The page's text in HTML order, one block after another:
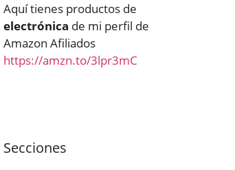
Aquí tienes productos de
electrónica de mi perfil de
Amazon Afiliados
https://amzn.to/3lpr3mC
Secciones